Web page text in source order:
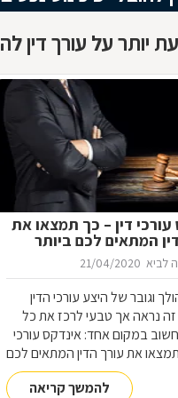
יותר על עורך דין
עורכי דין – כך תמצאו את
המתאים לכם ביותר
לביא 21/04/2020
וגובר של היצע עורכי הדין
נראה אך טבעי לרכז את כל
במקום אחד: אינדקס עורכי
תמצאו את עורך הדין המתאים לכם
עורך דין, מדוע תרצו להיות
כזה כעורכי דין, ואיך זה
להמשך קריאה